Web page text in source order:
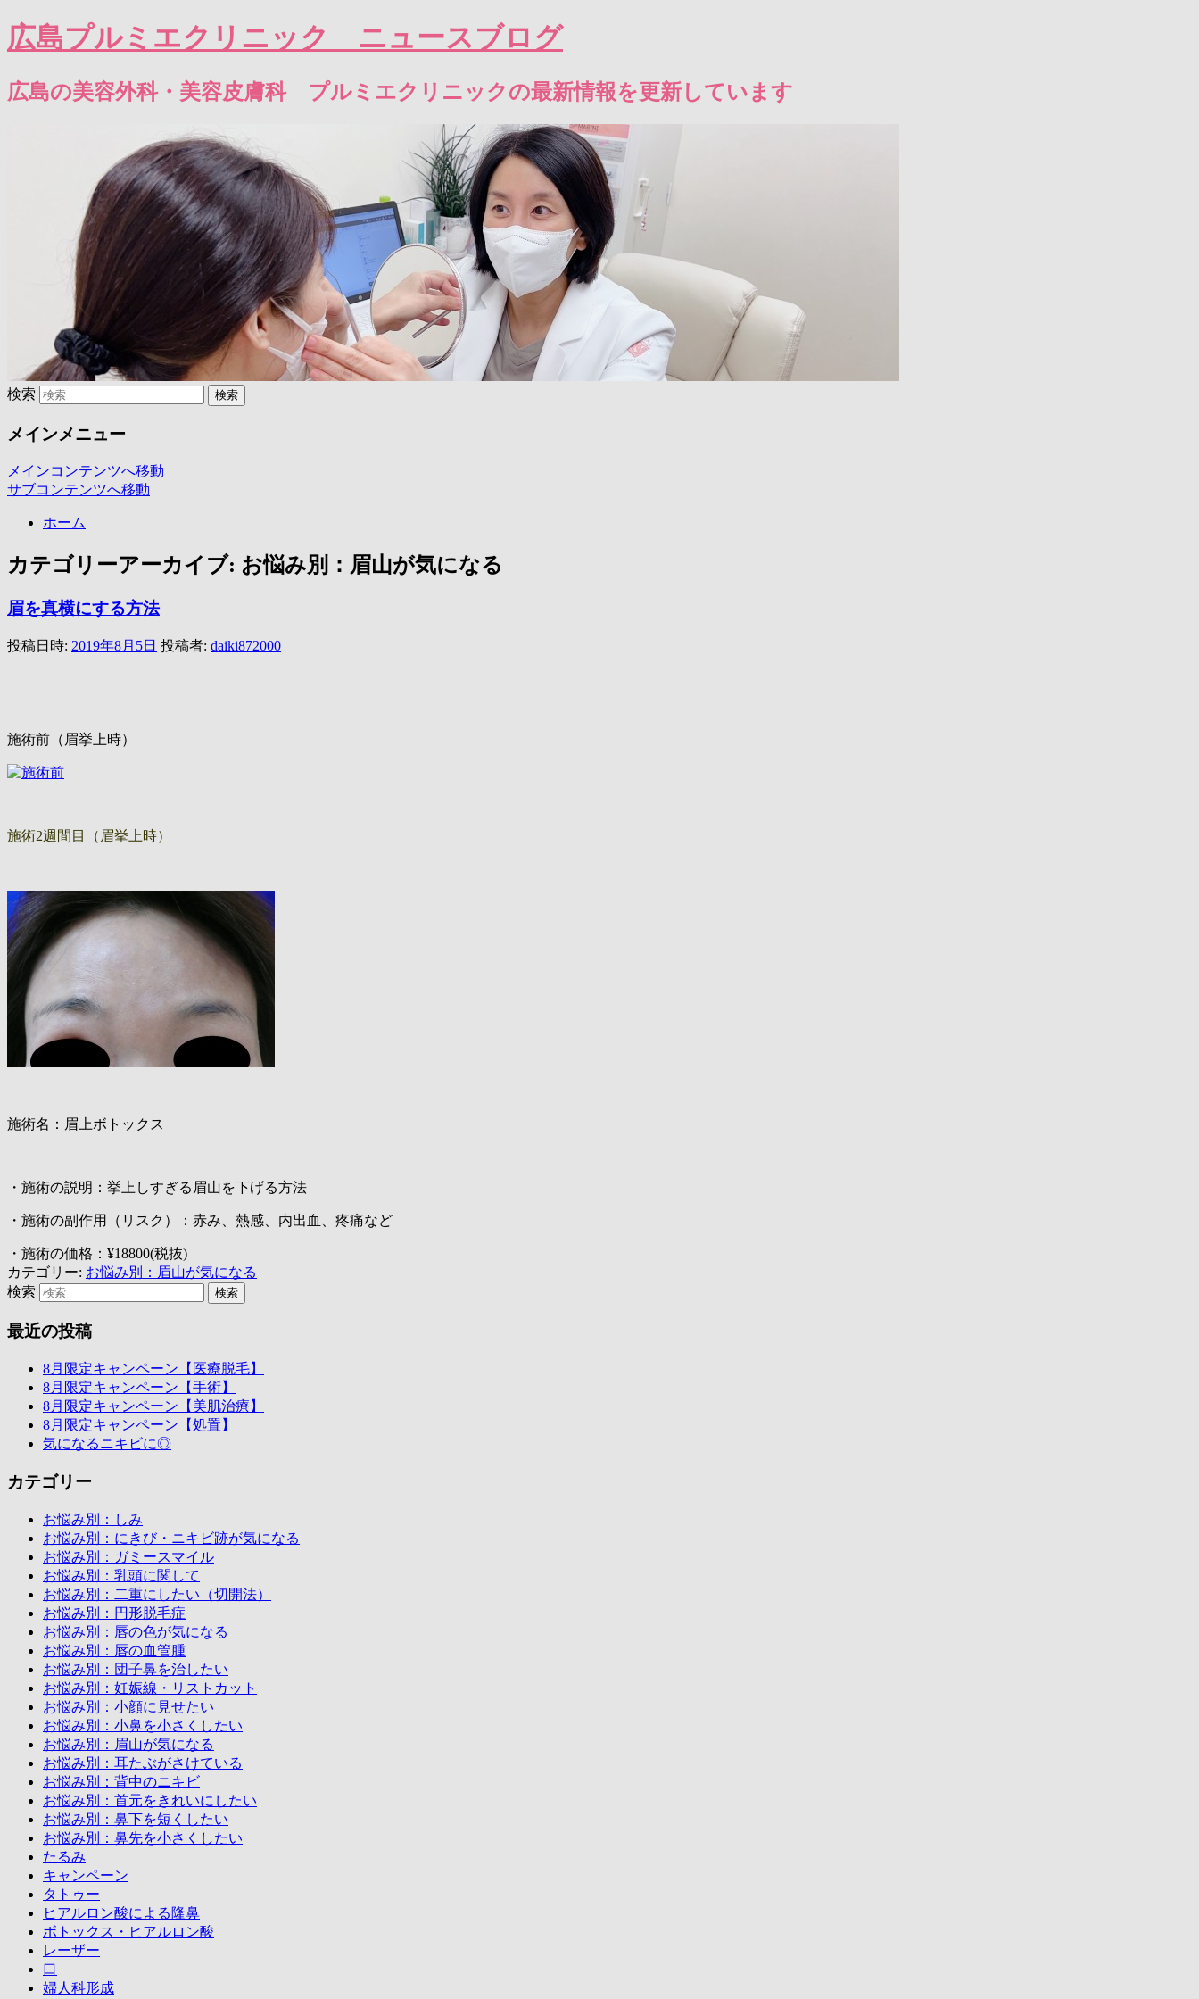
広島プルミエクリニック ニュースブログ
広島の美容外科・美容皮膚科 プルミエクリニックの最新情報を更新しています
検索
メインメニュー
メインコンテンツへ移動
サブコンテンツへ移動
ホーム
カテゴリーアーカイブ: お悩み別：眉山が気になる
眉を真横にする方法
投稿日時: 2019年8月5日 投稿者: daiki872000
施術前（眉挙上時）
施術2週間目（眉挙上時）
施術名：眉上ボトックス
・施術の説明：挙上しすぎる眉山を下げる方法
・施術の副作用（リスク）：赤み、熱感、内出血、疼痛など
・施術の価格：¥18800(税抜)
カテゴリー: お悩み別：眉山が気になる
検索
最近の投稿
8月限定キャンペーン【医療脱毛】
8月限定キャンペーン【手術】
8月限定キャンペーン【美肌治療】
8月限定キャンペーン【処置】
気になるニキビに◎
カテゴリー
お悩み別：しみ
お悩み別：にきび・ニキビ跡が気になる
お悩み別：ガミースマイル
お悩み別：乳頭に関して
お悩み別：二重にしたい（切開法）
お悩み別：円形脱毛症
お悩み別：唇の色が気になる
お悩み別：唇の血管腫
お悩み別：団子鼻を治したい
お悩み別：妊娠線・リストカット
お悩み別：小顔に見せたい
お悩み別：小鼻を小さくしたい
お悩み別：眉山が気になる
お悩み別：耳たぶがさけている
お悩み別：背中のニキビ
お悩み別：首元をきれいにしたい
お悩み別：鼻下を短くしたい
お悩み別：鼻先を小さくしたい
たるみ
キャンペーン
タトゥー
ヒアルロン酸による隆鼻
ボトックス・ヒアルロン酸
レーザー
口
婦人科形成